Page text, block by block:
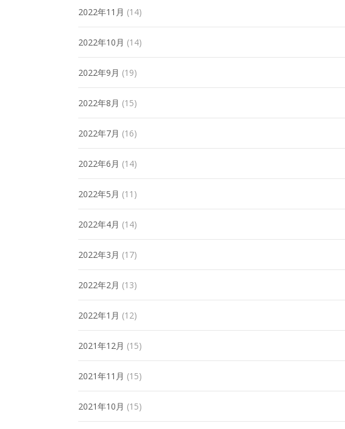
2022年11月 (14)
2022年10月 (14)
2022年9月 (19)
2022年8月 (15)
2022年7月 (16)
2022年6月 (14)
2022年5月 (11)
2022年4月 (14)
2022年3月 (17)
2022年2月 (13)
2022年1月 (12)
2021年12月 (15)
2021年11月 (15)
2021年10月 (15)